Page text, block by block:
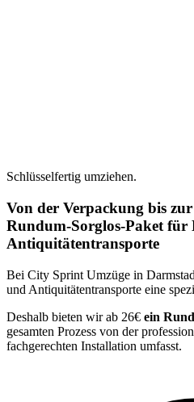
Schlüsselfertig umziehen.
Von der Verpackung bis
Rundum-Sorglos-Paket für
Antiquitätentransporte
Bei City Sprint Umzüge in
und Antiquitätentransporte eine
Deshalb bieten wir ab 26€ ein
gesamten Prozess von der
fachgerechten Installation umfasst.